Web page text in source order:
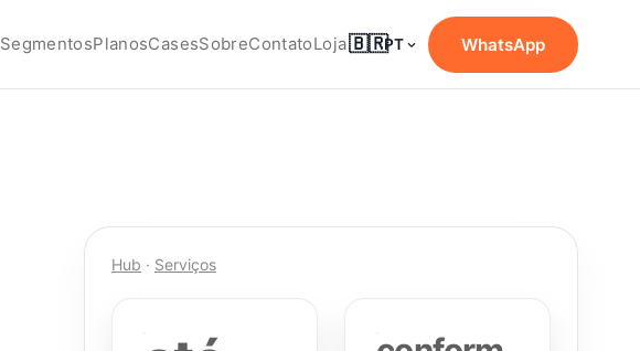
SegmentosPlanosCasesSobreContatoLoja🇧🇷PT WhatsApp
Hub · Serviços